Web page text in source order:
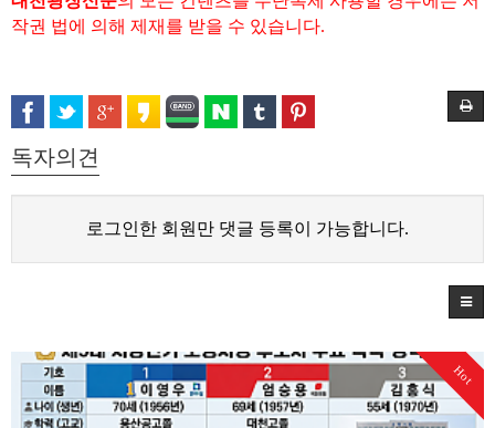
작권 법에 의해 제재를 받을 수 있습니다.
독자의견
로그인한 회원만 댓글 등록이 가능합니다.
Hot